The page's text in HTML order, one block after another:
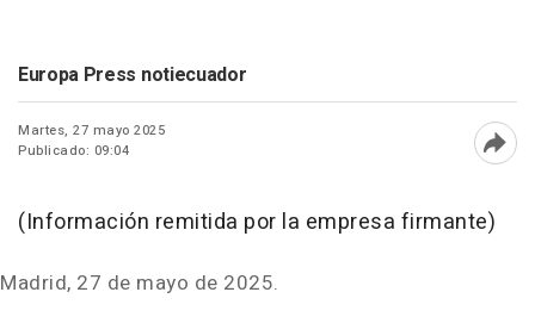
Europa Press notiecuador
Martes, 27 mayo 2025
Publicado: 09:04
(Información remitida por la empresa firmante)
Madrid, 27 de mayo de 2025.